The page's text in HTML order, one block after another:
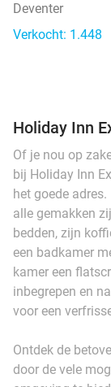
Deventer
Verkocht: 1.448
Holiday Inn
Of je nou op
bij Holiday Inn
het goede
alle gemakken
bedden, zijn
een badkamer
kamer een
inbegrepen en
voor een
Ontdek de
door de vele